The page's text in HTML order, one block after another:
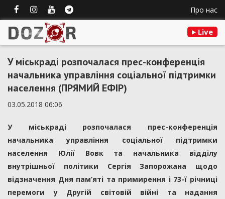
Про нас
Live
У міськраді розпочалася прес-конференція
начальника управління соціальної підтримки
населення (ПРЯМИЙ ЕФІР)
03.05.2018 06:06
У міськраді розпочалася прес-конференція
начальника управління соціальної підтримки
населення Юлії Вовк та начальника відділу
внутрішньої політики Сергія Запорожана щодо
відзначення Дня пам’яті та примирення і 73-ї річниці
перемоги у Другій світовій війні та надання